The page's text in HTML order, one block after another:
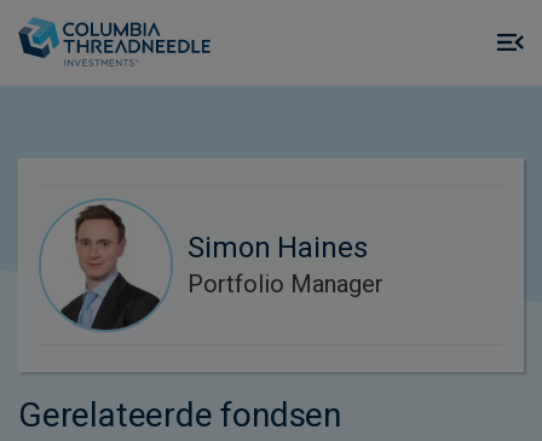
Simon Haines
Portfolio Manager
Gerelateerde fondsen